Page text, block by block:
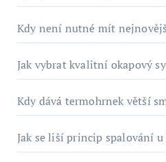
Kdy není nutné mít
Jak vybrat kvalitní okapový
Kdy dává termohrnek větší
Jak se liší princip spalování